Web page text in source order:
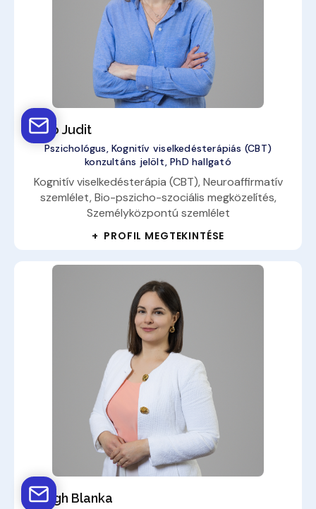
Arató Judit
Pszichológus, Kognitív viselkedésterápiás (CBT)
konzultáns jelölt, PhD hallgató
Kognitív viselkedésterápia (CBT), Neuroaffirmatív
szemlélet, Bio-pszicho-szociális megközelítés,
Személyközpontú szemlélet
+ PROFIL MEGTEKINTÉSE
Balogh Blanka